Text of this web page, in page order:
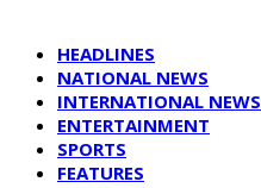
HEADLINES
NATIONAL NEWS
INTERNATIONAL NEWS
ENTERTAINMENT
SPORTS
FEATURES